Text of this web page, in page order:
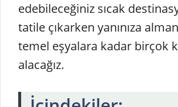
edebileceğiniz sıcak
tatile çıkarken yanınıza
temel eşyalara kadar birçok
alacağız.